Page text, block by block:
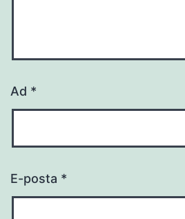
Ad *
E-posta *